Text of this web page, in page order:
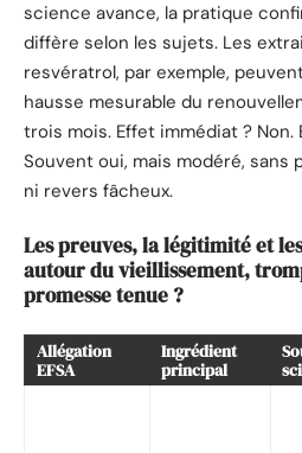
science avance, la pratique
diffère selon les sujets. Les
resvératrol, par exemple,
hausse mesurable du
trois mois. Effet immédiat ?
Souvent oui, mais modéré, sans
ni revers fâcheux.
Les preuves, la légitimité et
autour du vieillissement,
promesse tenue ?
Allégation
EFSA
Ingrédient
principal